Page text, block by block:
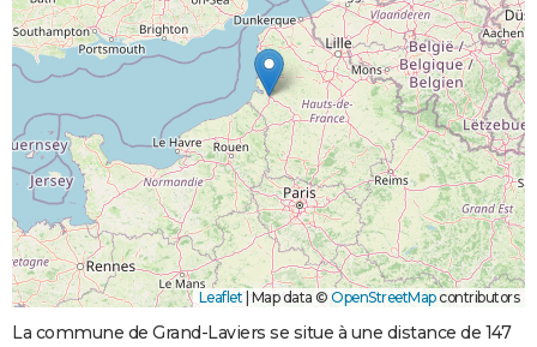
Leaflet|Map data © OpenStreetMapcontributors
La commune de Grand-Laviers se situe à une distance de 147